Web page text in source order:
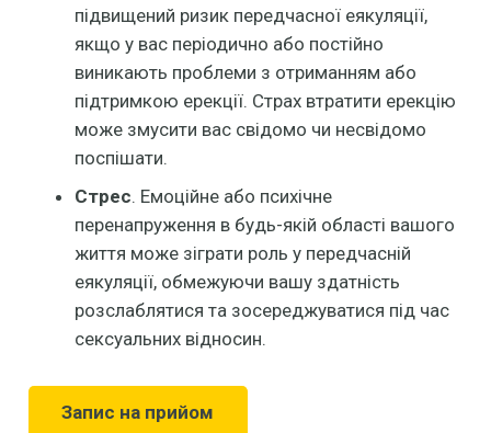
підвищений ризик передчасної еякуляції,
якщо у вас періодично або постійно
виникають проблеми з отриманням або
підтримкою ерекції. Страх втратити ерекцію
може змусити вас свідомо чи несвідомо
поспішати.
Стрес. Емоційне або психічне
перенапруження в будь-якій області вашого
життя може зіграти роль у передчасній
еякуляції, обмежуючи вашу здатність
розслаблятися та зосереджуватися під час
сексуальних відносин.
Запис на прийом